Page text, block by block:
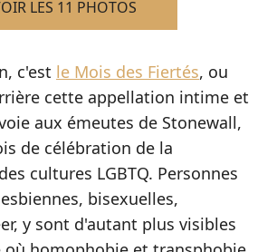
LES 11 PHOTOS
c'est le Mois des Fiertés, ou
cette appellation intime et
aux émeutes de Stonewall,
de célébration de la
cultures LGBTQ. Personnes
bisexuelles,
y sont d'autant plus visibles